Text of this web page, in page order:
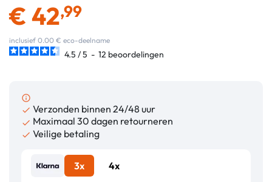
€ 42,99
inclusief 0.00 € eco-deelname
4.5 /5 - 12 beoordelingen
info_outline
 Verzonden binnen 24/48 uur
 Maximaal 30 dagen retourneren
 Veilige betaling
3x 4x